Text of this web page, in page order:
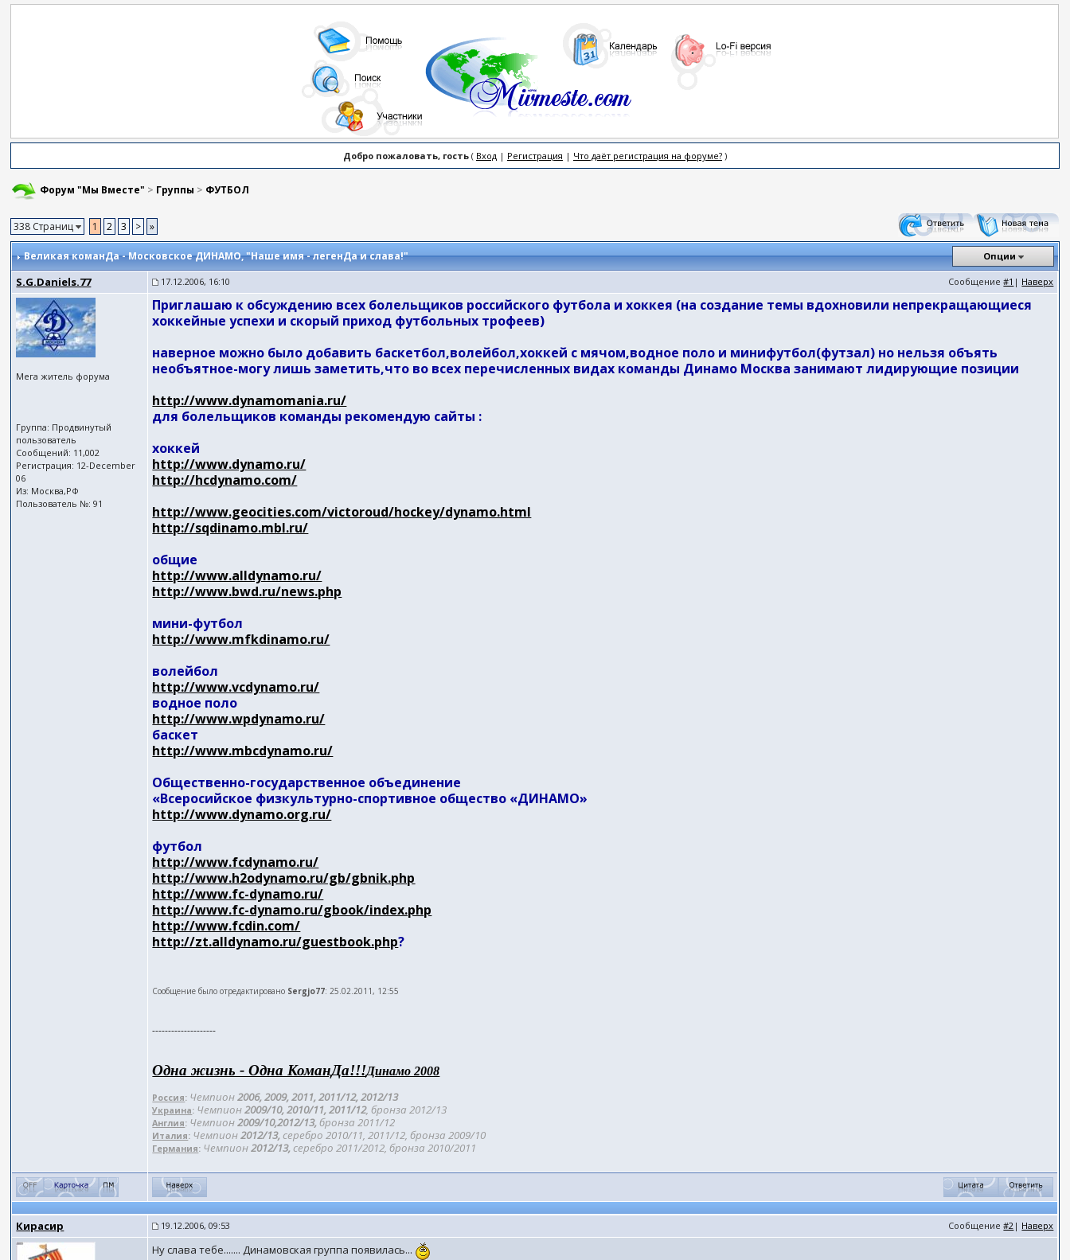
Добро пожаловать, гость( Вход| Регистрация | Что даёт регистрация на форуме?)
Форум "Мы Вместе" > Группы > ФУТБОЛ
338 Страниц 1 2 3 > »
Великая команДа - Московское ДИНАМО, "Наше имя - легенДа и слава!" Опции
S.G.Daniels.77 17.12.2006, 16:10 Сообщение#1 | Наверх
Мега житель форума
Группа: Продвинутый
пользователь
Сообщений: 11,002
Регистрация: 12-December
06
Из: Москва,РФ
Пользователь №: 91
Приглашаю к обсуждению всех болельщиков российского футбола и хоккея (на создание темы вдохновили непрекращающиеся
хоккейные успехи и скорый приход футбольных трофеев)
наверное можно было добавить баскетбол,волейбол,хоккей с мячом,водное поло и минифутбол(футзал) но нельзя объять
необъятное-могу лишь заметить,что во всех перечисленных видах команды Динамо Москва занимают лидирующие позиции
http://www.dynamomania.ru/
для болельщиков команды рекомендую сайты :
хоккей
http://www.dynamo.ru/
http://hcdynamo.com/
http://www.geocities.com/victoroud/hockey/dynamo.html
http://sqdinamo.mbl.ru/
общие
http://www.alldynamo.ru/
http://www.bwd.ru/news.php
мини-футбол
http://www.mfkdinamo.ru/
волейбол
http://www.vcdynamo.ru/
водное поло
http://www.wpdynamo.ru/
баскет
http://www.mbcdynamo.ru/
Общественно-государственное объединение
«Всеросийское физкультурно-спортивное общество «ДИНАМО»
http://www.dynamo.org.ru/
футбол
http://www.fcdynamo.ru/
http://www.h2odynamo.ru/gb/gbnik.php
http://www.fc-dynamo.ru/
http://www.fc-dynamo.ru/gbook/index.php
http://www.fcdin.com/
http://zt.alldynamo.ru/guestbook.php?
Сообщение было отредактировано Sergjo77: 25.02.2011, 12:55
--------------------
Одна жизнь - Одна КоманДа!!!Динамо 2008
Россия: Чемпион2006, 2009, 2011, 2011/12, 2012/13
Украина: Чемпион2009/10, 2010/11, 2011/12, бронза 2012/13
Англия: Чемпион2009/10,2012/13, бронза 2011/12
Италия: Чемпион2012/13, серебро 2010/11, 2011/12, бронза 2009/10
Германия: Чемпион2012/13, серебро 2011/2012, бронза 2010/2011
Кирасир 19.12.2006, 09:53 Сообщение#2 | Наверх
Ну слава тебе....... Динамовская группа появилась...